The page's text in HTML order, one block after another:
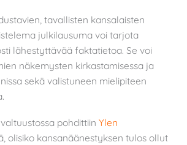
tavallisten kansalaisten
julkilausuma voi tarjota
lähestyttävää faktatietoa. Se voi
näkemysten kirkastamisessa ja
sekä valistuneen mielipiteen
pohdittiin Ylen
olisiko kansanäänestyksen tulos ollut